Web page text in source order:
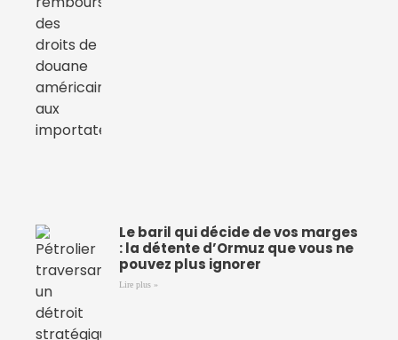
Le baril qui décide de vos marges
: la détente d’Ormuz que vous ne
pouvez plus ignorer
Lire plus »